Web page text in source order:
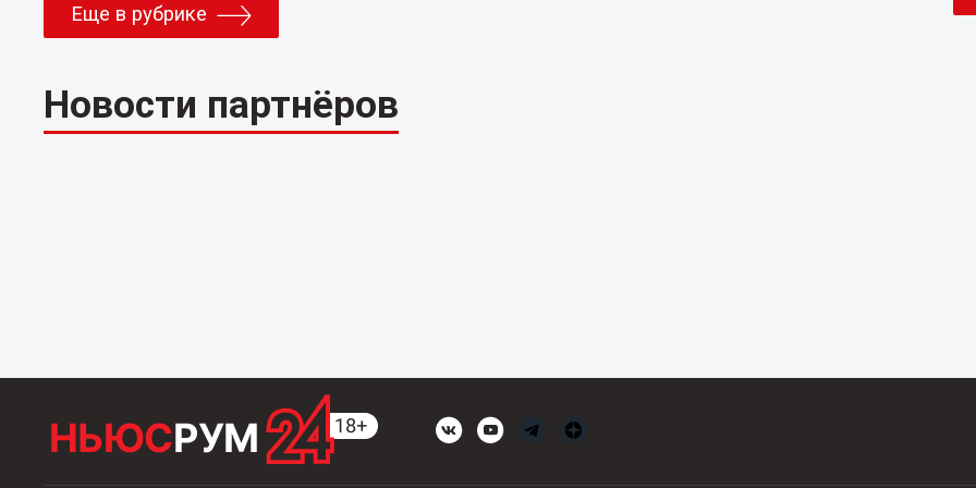
Еще в рубрике
Новости партнёров